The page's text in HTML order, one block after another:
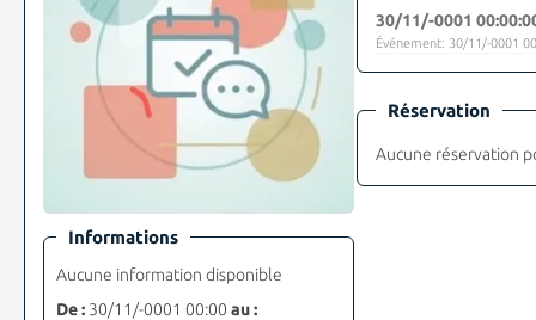
Informations
Aucune information disponible
De :30/11/-0001 00:00 au :
30/11/-0001
Événement: 30/11/-0001
Réservation
Aucune réservation